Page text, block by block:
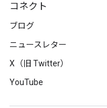
コネクト
ブログ
ニュースレター
X（旧 Twitter）
YouTube